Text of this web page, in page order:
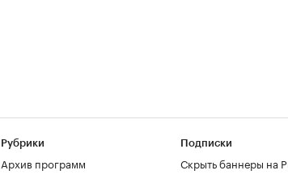
Рубрики
Архив программ
Подписки
Скрыть баннеры на